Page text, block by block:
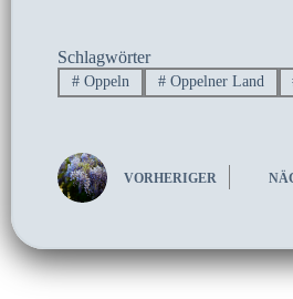
Schlagwörter
#Oppeln #Oppelner Land
VORHERIGER